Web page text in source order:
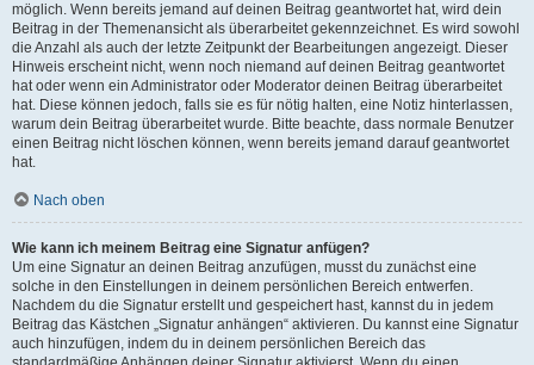
möglich. Wenn bereits jemand auf deinen Beitrag geantwortet hat, wird dein
Beitrag in der Themenansicht als überarbeitet gekennzeichnet. Es wird sowohl
die Anzahl als auch der letzte Zeitpunkt der Bearbeitungen angezeigt. Dieser
Hinweis erscheint nicht, wenn noch niemand auf deinen Beitrag geantwortet
hat oder wenn ein Administrator oder Moderator deinen Beitrag überarbeitet
hat. Diese können jedoch, falls sie es für nötig halten, eine Notiz hinterlassen,
warum dein Beitrag überarbeitet wurde. Bitte beachte, dass normale Benutzer
einen Beitrag nicht löschen können, wenn bereits jemand darauf geantwortet
hat.
Nach oben
Wie kann ich meinem Beitrag eine Signatur anfügen?
Um eine Signatur an deinen Beitrag anzufügen, musst du zunächst eine
solche in den Einstellungen in deinem persönlichen Bereich entwerfen.
Nachdem du die Signatur erstellt und gespeichert hast, kannst du in jedem
Beitrag das Kästchen „Signatur anhängen“ aktivieren. Du kannst eine Signatur
auch hinzufügen, indem du in deinem persönlichen Bereich das